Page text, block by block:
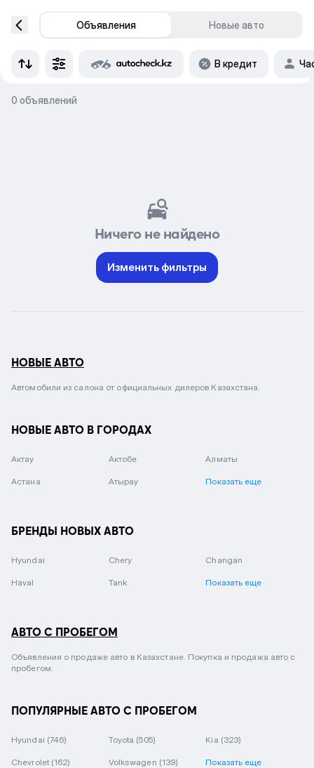
Объявления Новые авто
В кредит
0 объявлений
Ничего не найдено
Изменить фильтры
НОВЫЕ АВТО
Автомобили из салона от официальных дилеров Казахстана.
НОВЫЕ АВТО В ГОРОДАХ
Актау Актобе Алматы
Астана Атырау Показать еще
БРЕНДЫ НОВЫХ АВТО
Hyundai Chery Changan
Haval Tank Показать еще
АВТО С ПРОБЕГОМ
Объявления о продаже авто в Казахстане. Покупка и продажа авто с
пробегом.
ПОПУЛЯРНЫЕ АВТО С ПРОБЕГОМ
Hyundai (746) Toyota (505) Kia (323)
Chevrolet (162) Volkswagen (139) Показать еще